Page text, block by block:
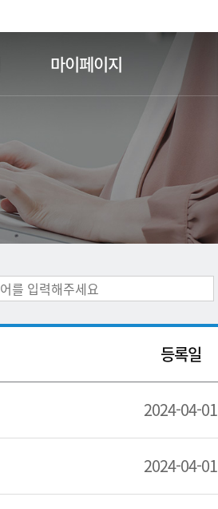
마이페이지
등록일
2024-04-01
2024-04-01